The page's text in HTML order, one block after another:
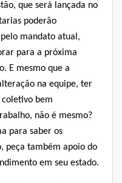
que será lançada no
poderão
mandato atual,
para a próxima
E mesmo que a
na equipe, ter
bem
não é mesmo?
para saber os
peça também apoio do
em seu estado.